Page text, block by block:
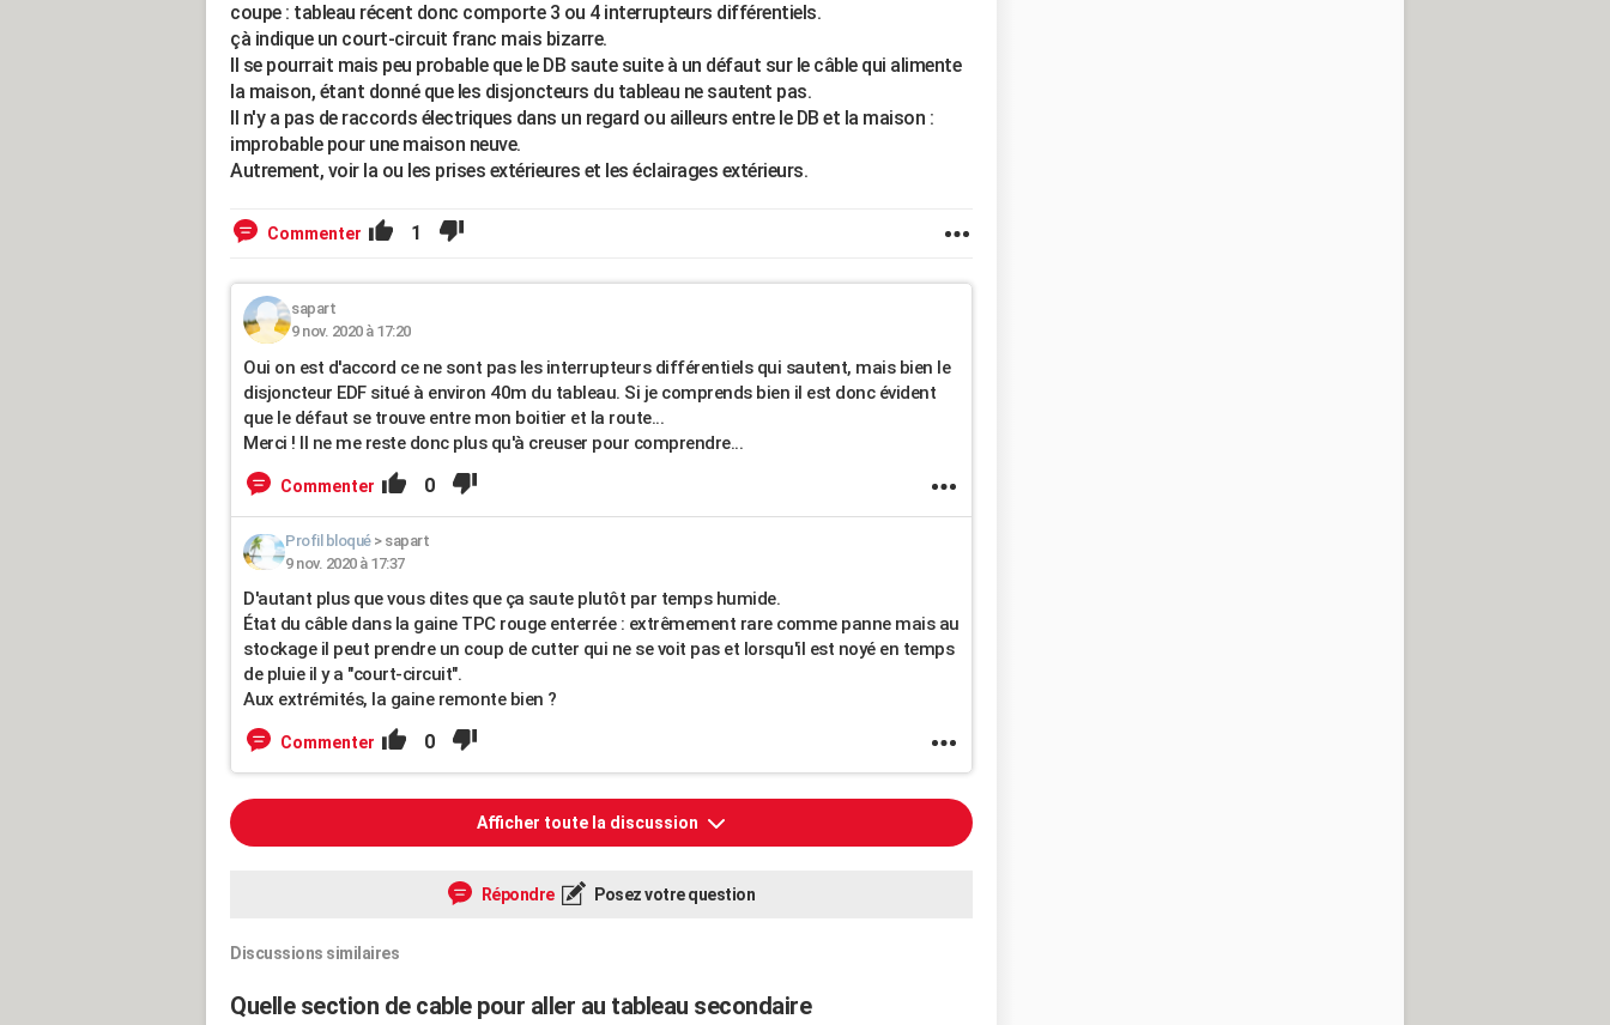
coupe : tableau récent donc comporte 3 ou 4 interrupteurs différentiels.
çà indique un court-circuit franc mais bizarre.
Il se pourrait mais peu probable que le DB saute suite à un défaut sur le câble qui alimente
la maison, étant donné que les disjoncteurs du tableau ne sautent pas.
Il n'y a pas de raccords électriques dans un regard ou ailleurs entre le DB et la maison :
improbable pour une maison neuve.
Autrement, voir la ou les prises extérieures et les éclairages extérieurs.
Commenter 1
sapart
9 nov. 2020 à 17:20
Oui on est d'accord ce ne sont pas les interrupteurs différentiels qui sautent, mais bien le
disjoncteur EDF situé à environ 40m du tableau. Si je comprends bien il est donc évident
que le défaut se trouve entre mon boitier et la route...
Merci ! Il ne me reste donc plus qu'à creuser pour comprendre...
Commenter 0
Profil bloqué> sapart
9 nov. 2020 à 17:37
D'autant plus que vous dites que ça saute plutôt par temps humide.
État du câble dans la gaine TPC rouge enterrée : extrêmement rare comme panne mais au
stockage il peut prendre un coup de cutter qui ne se voit pas et lorsqu'il est noyé en temps
de pluie il y a "court-circuit".
Aux extrémités, la gaine remonte bien ?
Commenter 0
Afficher toute la discussion
Répondre Posez votre question
Discussions similaires
Quelle section de cable pour aller au tableau secondaire